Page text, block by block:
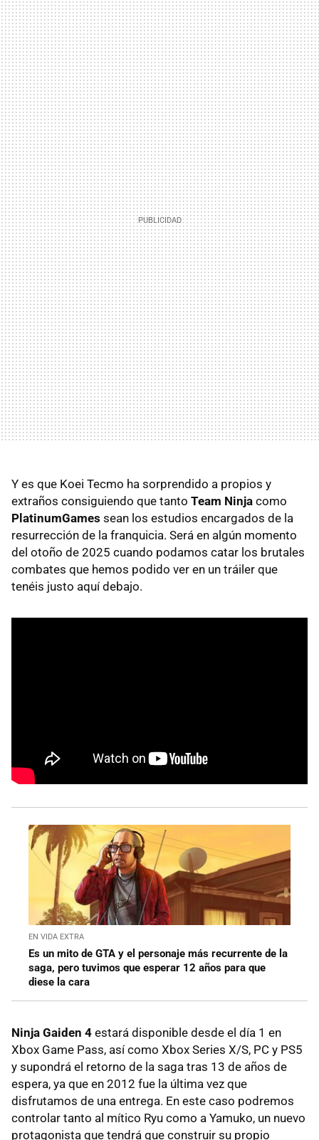
Y es que Koei Tecmo ha sorprendido a propios y
extraños consiguiendo que tanto Team Ninja como
PlatinumGames sean los estudios encargados de la
resurrección de la franquicia. Será en algún momento
del otoño de 2025 cuando podamos catar los brutales
combates que hemos podido ver en un tráiler que
tenéis justo aquí debajo.
EN VIDA EXTRA
Es un mito de GTA y el personaje más recurrente de la
saga, pero tuvimos que esperar 12 años para que
diese la cara
Ninja Gaiden 4 estará disponible desde el día 1 en
Xbox Game Pass, así como Xbox Series X/S, PC y PS5
y supondrá el retorno de la saga tras 13 de años de
espera, ya que en 2012 fue la última vez que
disfrutamos de una entrega. En este caso podremos
controlar tanto al mítico Ryu como a Yamuko, un nuevo
protagonista que tendrá que construir su propio